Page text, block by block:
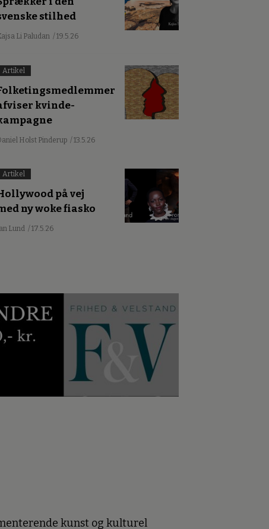
stilhed
Li Paludan / 19.5.26
Artikel
kvinde-
Holst Pinderup / 13.5.26
Artikel
på vej
ny woke fiasko
Lund / 17.5.26
kunst og kulturel